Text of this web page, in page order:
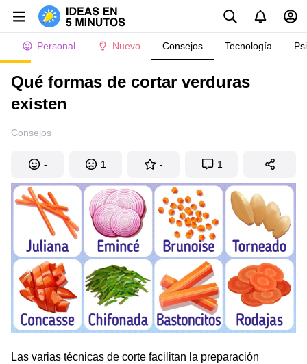
Personal Nuevo Consejos Tecnología
Qué formas de cortar verduras
existen
Consejos
- 1 - 1
Las varias técnicas de corte facilitan la preparación